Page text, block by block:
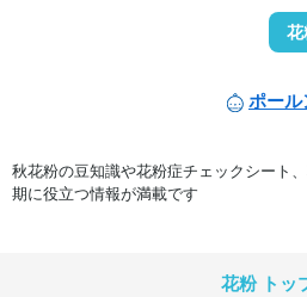
花
ポール
秋花粉の豆知識や花粉症チェックシート
期に役立つ情報が満載です
花粉 トッ